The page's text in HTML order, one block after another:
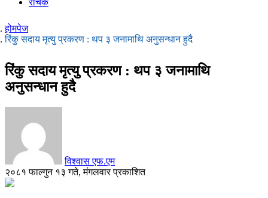
रोचक
होमपेज
रिंकु सदाय मृत्यु प्रकरण : थप ३ जनामाथि अनुसन्धान हुदै
रिंकु सदाय मृत्यु प्रकरण : थप ३ जनामाथि
अनुसन्धान हुदै
विश्वास एफ.एम
२०८१ फाल्गुन १३ गते, मंगलवार प्रकाशित